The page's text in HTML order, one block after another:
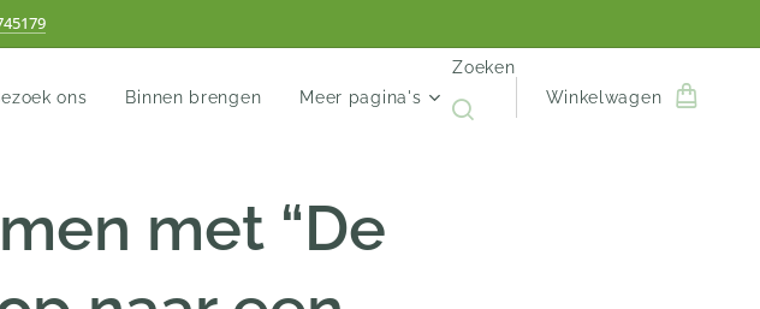
ons Binnen brengen Meer pagina's
Zoeken
Winkelwagen
met “De